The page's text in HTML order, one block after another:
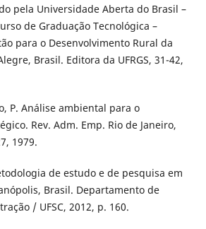
pela Universidade Aberta do Brasil –
de Graduação Tecnológica –
para o Desenvolvimento Rural da
Brasil. Editora da UFRGS, 31-42,
P. Análise ambiental para o
Rev. Adm. Emp. Rio de Janeiro,
1979.
de estudo e de pesquisa em
Brasil. Departamento de
/ UFSC, 2012, p. 160.